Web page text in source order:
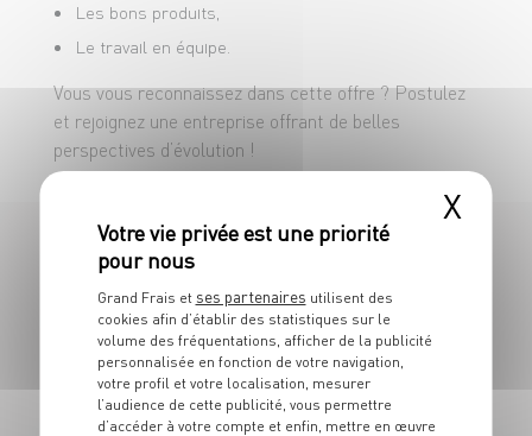
Les bons produits,
Le travail en équipe.
Vous vous reconnaissez dans cette offre ? Postulez
et rejoignez une entreprise offrant de belles
perspectives d’évolution !
109 OFFRES
EN VENDEUR SPÉCIALISÉ EN F&L /
POISSON
X
Grand Frais et ses partenaires utilisent des
cookies afin d’établir des statistiques sur le
volume des fréquentations, afficher de la publicité
personnalisée en fonction de votre navigation,
votre profil et votre localisation, mesurer
l’audience de cette publicité, vous permettre
d’accéder à votre compte et enfin, mettre en œuvre